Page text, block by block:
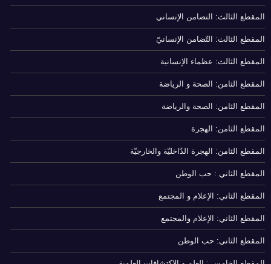
المقطع الثالث: التضامن الإنساني
المقطع الثالث: التّضامن الإنسانيّ
المقطع الثالث: عظماء الإنسانية
المقطع الثامن: الصحة و الرياضة
المقطع الثامن: الصحة والرياضة
المقطع الثامن: الهجرة
المقطع الثامن: الهجرة الدّاخليّة والخارجيّة
المقطع الثاني : حب الوطن
المقطع الثاني: الإعلام و المجتمع
المقطع الثاني: الإعلام والمجتمع
المقطع الثاني: حب الوطن